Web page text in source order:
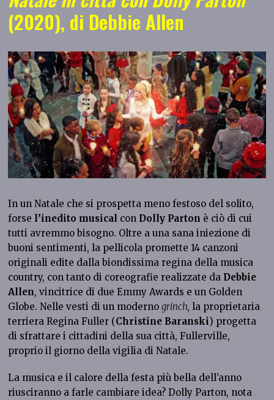
(2020), di Debbie Allen
In un Natale che si prospetta meno festoso del solito,
forse l’inedito musical con Dolly Parton è ciò di cui
tutti avremmo bisogno. Oltre a una sana iniezione di
buoni sentimenti, la pellicola promette 14 canzoni
originali edite dalla biondissima regina della musica
country, con tanto di coreografie realizzate da Debbie
Allen, vincitrice di due Emmy Awards e un Golden
Globe. Nelle vesti di un modernogrinch, la proprietaria
terriera Regina Fuller (Christine Baranski) progetta
di sfrattare i cittadini della sua città, Fullerville,
proprio il giorno della vigilia di Natale.
La musica e il calore della festa più bella dell’anno
riusciranno a farle cambiare idea? Dolly Parton, nota